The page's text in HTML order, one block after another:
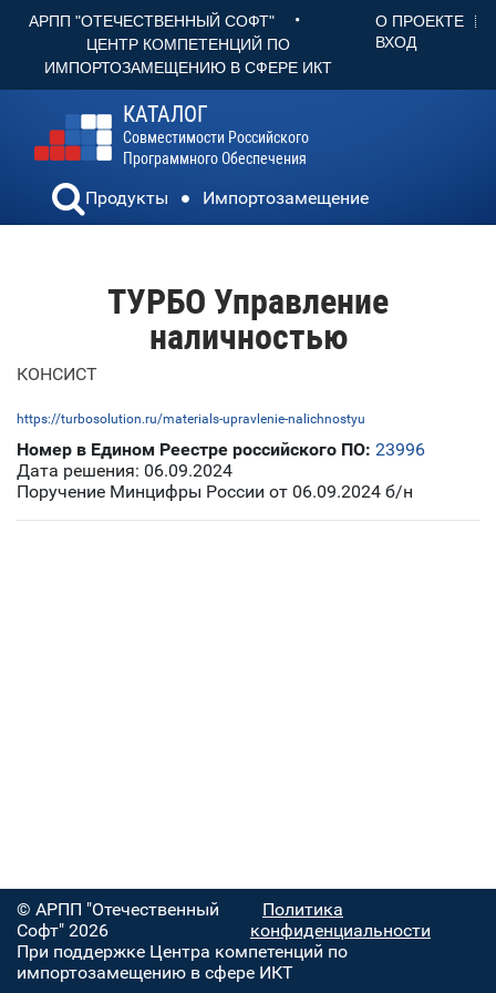
АРПП "ОТЕЧЕСТВЕННЫЙ СОФТ" •
ЦЕНТР КОМПЕТЕНЦИЙ ПО
ИМПОРТОЗАМЕЩЕНИЮ В СФЕРЕ ИКТ
О ПРОЕКТЕ
ВХОД
КАТАЛОГ
Совместимости Российского
Программного Обеспечения
Продукты Импортозамещение
ТУРБО Управление
наличностью
КОНСИСТ
https://turbosolution.ru/materials-upravlenie-nalichnostyu
Номер в Едином Реестре российского ПО: 23996
Дата решения: 06.09.2024
Поручение Минцифры России от 06.09.2024 б/н
© АРПП "Отечественный
Софт" 2026
Политика
конфиденциальности
При поддержке Центра компетенций по
импортозамещению в сфере ИКТ